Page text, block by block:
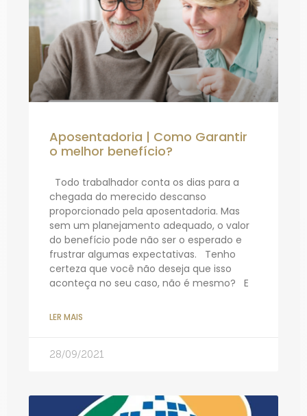
Aposentadoria | Como Garantir
o melhor benefício?
Todo trabalhador conta os dias para a
chegada do merecido descanso
proporcionado pela aposentadoria. Mas
sem um planejamento adequado, o valor
do benefício pode não ser o esperado e
frustrar algumas expectativas. Tenho
certeza que você não deseja que isso
aconteça no seu caso, não é mesmo? E
LER MAIS
28/09/2021